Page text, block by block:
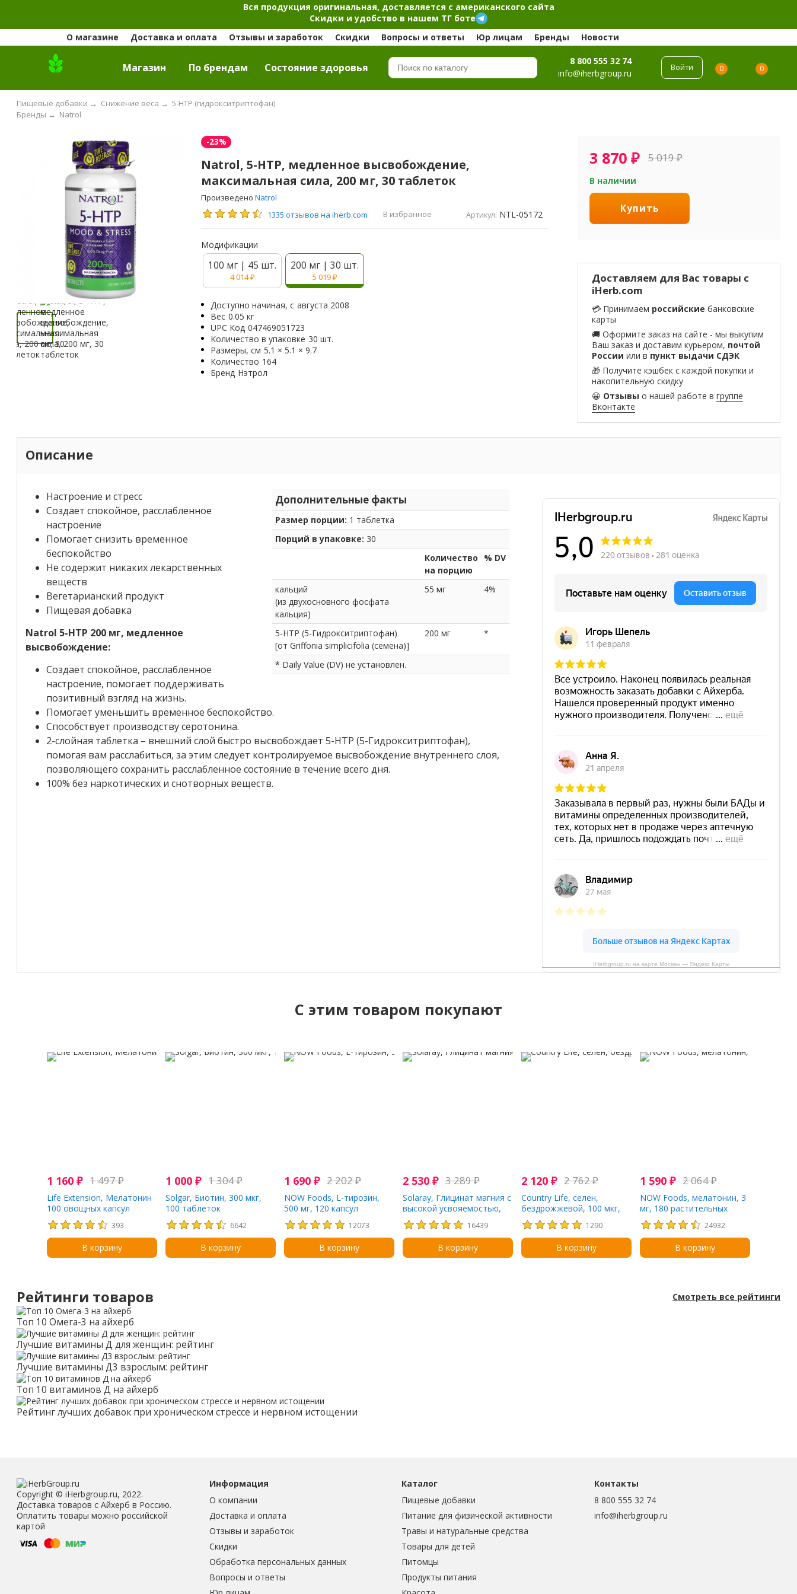
Вся продукция оригинальная, доставляется с американского сайта
Скидки и удобство в нашем ТГ боте
О магазине
Доставка и оплата Отзывы и заработок Скидки Вопросы и ответы Юр лицам Бренды Новости
Магазин По брендам Cостояние здоровья
8 800 555 32 74
info@iherbgroup.ru
Войти 0 0
Пищевые добавки → Снижение веса → 5-HTP (гидрокситриптофан)
Natrol
Бренды →
-23%
Natrol, 5-HTP, медленное высвобождение,
максимальная сила, 200 мг, 30 таблеток
ПроизведеноNatrol
1335 отзывов на iherb.com
В избранное Артикул: NTL-05172
Модификации
100 мг | 45 шт.
4 014₽
200 мг | 30 шт.
5 019₽
Доступно начиная, с августа 2008
Вес 0.05 кг
UPC Код 047469051723
Количество в упаковке 30 шт.
Размеры, см 5.1 × 5.1 × 9.7
Количество 164
Бренд Нэтрол
3 870 ₽ 5 019₽
В наличии
Купить
Доставляем для Вас товары с
iHerb.com
💳 Принимаем российские банковские
карты
🚚 Оформите заказ на сайте - мы выкупим
Ваш заказ и доставим курьером, почтой
России или в пункт выдачи СДЭК
🎁 Получите кэшбек с каждой покупки и
накопительную скидку
😀 Отзывы о нашей работе в группе
Вконтакте
Описание
Дополнительные факты
Размер порции: 1 таблетка
Порций в упаковке: 30
Количество
на порцию
% DV
кальций
(из двухосновного фосфата
кальция)
55 мг 4%
5-HTP (5-Гидрокситриптофан)
[от Griffonia simplicifolia (семена)]
200 мг *
* Daily Value (DV) не установлен.
Настроение и стресс
Создает спокойное, расслабленное
настроение
Помогает снизить временное
беспокойство
Не содержит никаких лекарственных
веществ
Вегетарианский продукт
Пищевая добавка
Natrol 5-HTP 200 мг, медленное
высвобождение:
Создает спокойное, расслабленное
настроение, помогает поддерживать
позитивный взгляд на жизнь.
Помогает уменьшить временное беспокойство.
Способствует производству серотонина.
2-слойная таблетка – внешний слой быстро высвобождает 5-HTP (5-Гидрокситриптофан),
помогая вам расслабиться, за этим следует контролируемое высвобождение внутреннего слоя,
позволяющего сохранить расслабленное состояние в течение всего дня.
100% без наркотических и снотворных веществ.
IHerbgroup.ru на карте Москвы — Яндекс Карты
C этим товаром покупают
1 160 ₽ 1 497₽
Life Extension, Мелатонин
100 овощных капсул
393
В корзину
1 000 ₽ 1 304₽
Solgar, Биотин, 300 мкг,
100 таблеток
6642
В корзину
1 690 ₽ 2 202₽
NOW Foods, L-тирозин,
500 мг, 120 капсул
12073
В корзину
2 530 ₽ 3 289₽
Solaray, Глицинат магния с
высокой усвояемостью,
350 мг, 120
вегетарианских капсул
16439
В корзину
2 120 ₽ 2 762₽
Country Life, селен,
бездрожжевой, 100 мкг,
180 таблеток
1290
В корзину
1 590 ₽ 2 064₽
NOW Foods, мелатонин, 3
мг, 180 растительных
капсул
24932
В корзину
Рейтинги товаров Смотреть все рейтинги
Топ 10 Омега-3 на айхерб
Лучшие витамины Д для женщин: рейтинг
Лучшие витамины Д3 взрослым: рейтинг
Топ 10 витаминов Д на айхерб
Рейтинг лучших добавок при хроническом стрессе и нервном истощении
Copyright © iHerbgroup.ru, 2022.
Доставка товаров с Айхерб в Россию.
Оплатить товары можно российской
картой
Информация
О компании
Доставка и оплата
Отзывы и заработок
Скидки
Обработка персональных данных
Вопросы и ответы
Каталог
Пищевые добавки
Питание для физической активности
Травы и натуральные средства
Товары для детей
Питомцы
Продукты питания
Контакты
8 800 555 32 74
info@iherbgroup.ru